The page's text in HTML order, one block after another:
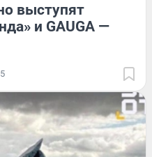
выступят
и GAUGA —
5